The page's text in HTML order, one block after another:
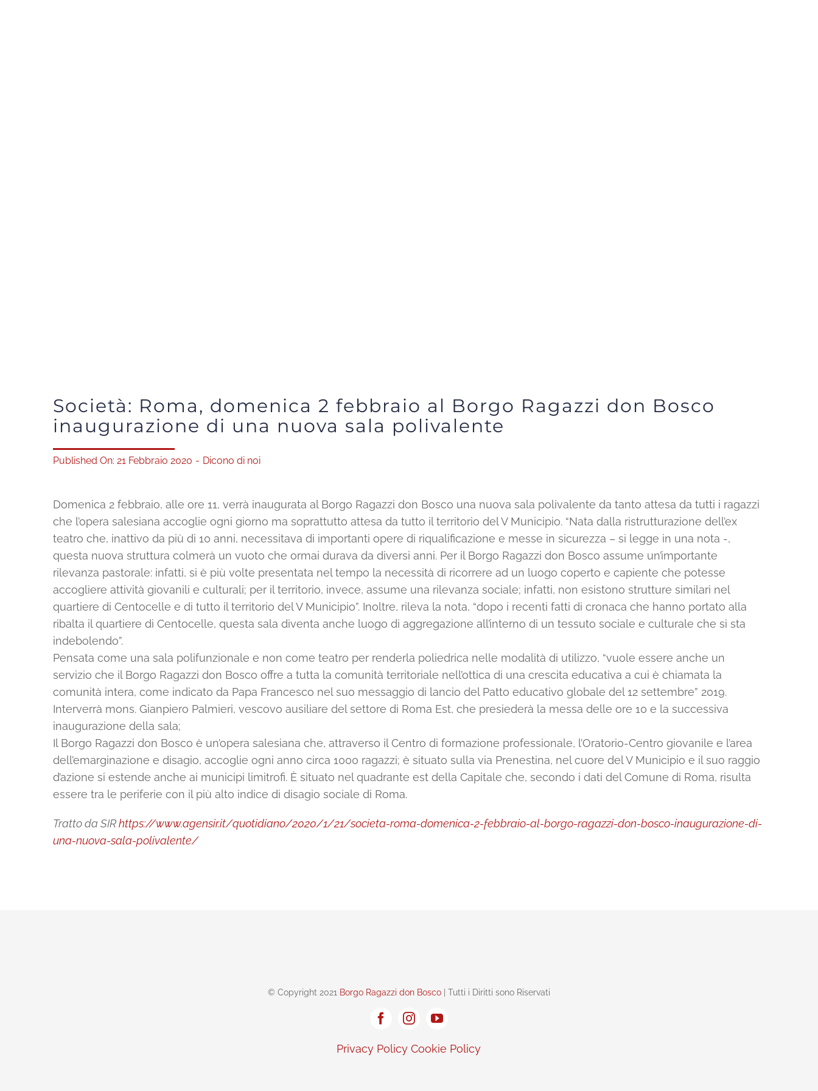
Società: Roma, domenica 2 febbraio al Borgo Ragazzi don Bosco
inaugurazione di una nuova sala polivalente
Published On: 21 Febbraio 2020 - Dicono di noi
Domenica 2 febbraio, alle ore 11, verrà inaugurata al Borgo Ragazzi don Bosco una nuova sala polivalente da tanto attesa da tutti i ragazzi
che l’opera salesiana accoglie ogni giorno ma soprattutto attesa da tutto il territorio del V Municipio. “Nata dalla ristrutturazione dell’ex
teatro che, inattivo da più di 10 anni, necessitava di importanti opere di riqualificazione e messe in sicurezza – si legge in una nota -,
questa nuova struttura colmerà un vuoto che ormai durava da diversi anni. Per il Borgo Ragazzi don Bosco assume un’importante
rilevanza pastorale: infatti, si è più volte presentata nel tempo la necessità di ricorrere ad un luogo coperto e capiente che potesse
accogliere attività giovanili e culturali; per il territorio, invece, assume una rilevanza sociale; infatti, non esistono strutture similari nel
quartiere di Centocelle e di tutto il territorio del V Municipio”. Inoltre, rileva la nota, “dopo i recenti fatti di cronaca che hanno portato alla
ribalta il quartiere di Centocelle, questa sala diventa anche luogo di aggregazione all’interno di un tessuto sociale e culturale che si sta
indebolendo”.
Pensata come una sala polifunzionale e non come teatro per renderla poliedrica nelle modalità di utilizzo, “vuole essere anche un
servizio che il Borgo Ragazzi don Bosco offre a tutta la comunità territoriale nell’ottica di una crescita educativa a cui è chiamata la
comunità intera, come indicato da Papa Francesco nel suo messaggio di lancio del Patto educativo globale del 12 settembre” 2019.
Interverrà mons. Gianpiero Palmieri, vescovo ausiliare del settore di Roma Est, che presiederà la messa delle ore 10 e la successiva
inaugurazione della sala;
Il Borgo Ragazzi don Bosco è un’opera salesiana che, attraverso il Centro di formazione professionale, l’Oratorio-Centro giovanile e l’area
dell’emarginazione e disagio, accoglie ogni anno circa 1000 ragazzi; è situato sulla via Prenestina, nel cuore del V Municipio e il suo raggio
d’azione si estende anche ai municipi limitrofi. È situato nel quadrante est della Capitale che, secondo i dati del Comune di Roma, risulta
essere tra le periferie con il più alto indice di disagio sociale di Roma.
Tratto da SIRhttps://www.agensir.it/quotidiano/2020/1/21/societa-roma-domenica-2-febbraio-al-borgo-ragazzi-don-bosco-inaugurazione-di-
una-nuova-sala-polivalente/
© Copyright 2021 Borgo Ragazzi don Bosco| Tutti i Diritti sono Riservati
Privacy Policy Cookie Policy